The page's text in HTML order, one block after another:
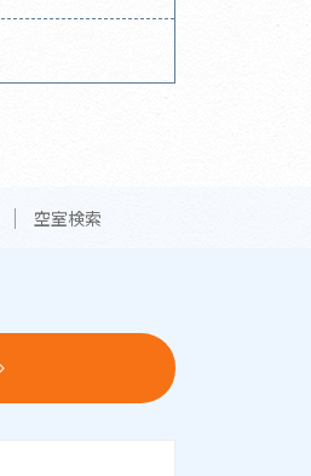
空室検索